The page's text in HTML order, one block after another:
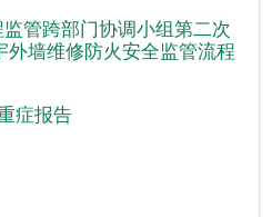
管跨部门协调小组第二次
外墙维修防火安全监管流程
症报告